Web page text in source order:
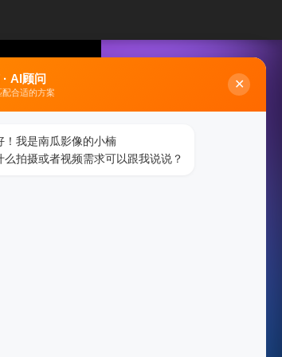
AI顾问
配合适的方案
✕
！我是南瓜影像的小楠
么拍摄或者视频需求可以跟我说说？